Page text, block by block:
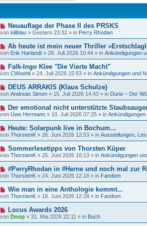
N
e
u
B
e
t
r
a
g
Neuauflage der Phase II des PRSKS
von kiliblau » Gestern 23:32 » in Perry Rhodan
N
e
u
e
B
e
t
r
a
g
Ab heute ist mein neuer Thriller
von Erik Harlandt » 28. Juli 2026 10:44 » in Ankündigungen
N
e
u
e
B
e
t
r
a
g
Falk-Ingo Klee "Die Vierte Macht"
von CWoehli » 24. Juli 2026 15:53 » in Ankündigungen und
N
e
u
e
B
e
t
r
a
g
DEUS ARRAKIS (Klaus Schulze)
von Andreas Simon » 15. Juli 2026 14:43 » in Dune – Der
N
e
u
e
B
e
t
r
g
Der emotional nicht unterstützte
von Uwe Hermann » 10. Juli 2026 07:25 » in
N
e
u
e
B
e
t
r
a
g
Heute: Solarpunk live in Bochum...
von ThorstenK » 26. Juni 2026 12:53 » in Ausstellungen,
N
e
u
B
e
t
r
a
g
Sommerlesetipps von Thorsten Küper
von ThorstenK » 25. Juni 2026 16:13 » in Ankündigungen
N
e
u
e
B
e
t
r
#PerryRhodan in #Herne und noch mal zur
von ThorstenK » 24. Juni 2026 12:16 » in Fandom
N
e
u
e
B
e
Wie man in eine Anthologie kommt...
von ThorstenK » 18. Juni 2026 12:28 » in Fandom
N
e
u
Locus Awards 2026
von Doop » 31. Mai 2026 22:11 » in Buch